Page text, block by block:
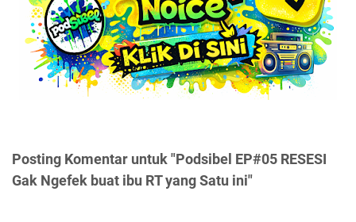
Posting Komentar untuk "Podsibel EP#05 RESESI
Gak Ngefek buat ibu RT yang Satu ini"